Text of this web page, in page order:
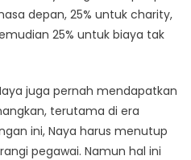
depan, 25% untuk charity,
25% untuk biaya tak
juga pernah mendapatkan
terutama di era
ini, Naya harus menutup
pegawai. Namun hal ini